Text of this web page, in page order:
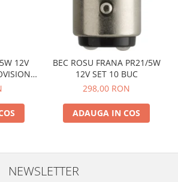
12V
BEC ROSU FRANA PR21/5W
12V SET 10 BUC
298,00 RON
ADAUGA IN COS
NEWSLETTER